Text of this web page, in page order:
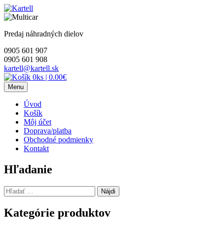
Skip
to
Predaj náhradných dielov
0905 601 907
0905 601 908
kartell@kartell.sk
0ks | 0.00€
Menu
Úvod
Košík
Môj účet
Doprava/platba
Obchodné podmienky
Kontakt
Hľadanie
Hľadať:
Kategórie produktov